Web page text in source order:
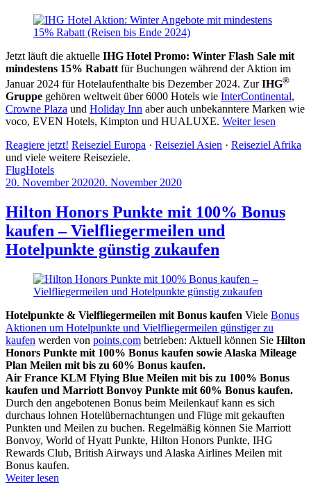
Jetzt läuft die aktuelle IHG Hotel Promo: Winter Flash Sale mit
mindestens 15% Rabatt für Buchungen während der Aktion im
Januar 2024 für Hotelaufenthalte bis Dezember 2024. ZurIHG®
Gruppe gehören weltweit über 6000 Hotels wie InterContinental,
Crowne Plaza und Holiday Inn aber auch unbekanntere Marken wie
voco, EVEN Hotels, Kimpton und HUALUXE. Weiter lesen
Reagiere jetzt! Reiseziel Europa · Reiseziel Asien · Reiseziel Afrika
und viele weitere Reiseziele.
FlugHotels
20. November 202020. November 2020
Allan
Hilton Honors Punkte mit 100% Bonus
kaufen – Vielfliegermeilen und
Hotelpunkte günstig zukaufen
Hotelpunkte & Vielfliegermeilen mit Bonus kaufen Viele Bonus
Aktionen um Hotelpunkte und Vielfliegermeilen günstiger zu
kaufen werden von points.com betrieben: Aktuell können Sie Hilton
Honors Punkte mit 100% Bonus kaufen sowie Alaska Mileage
Plan Meilen mit bis zu 60% Bonus kaufen.
Air France KLM Flying Blue Meilen mit bis zu 100% Bonus
kaufen und Marriott Bonvoy Punkte mit 60% Bonus kaufen.
Durch den angebotenen Bonus beim Meilenkauf kann es sich
durchaus lohnen Hotelübernachtungen und Flüge mit gekauften
Punkten und Meilen zu buchen. Regelmäßig können Sie Marriott
Bonvoy, World of Hyatt Punkte, Hilton Honors Punkte, IHG
Rewards Club, British Airways und Alaska Airlines Meilen mit
Bonus kaufen.
Weiter lesen